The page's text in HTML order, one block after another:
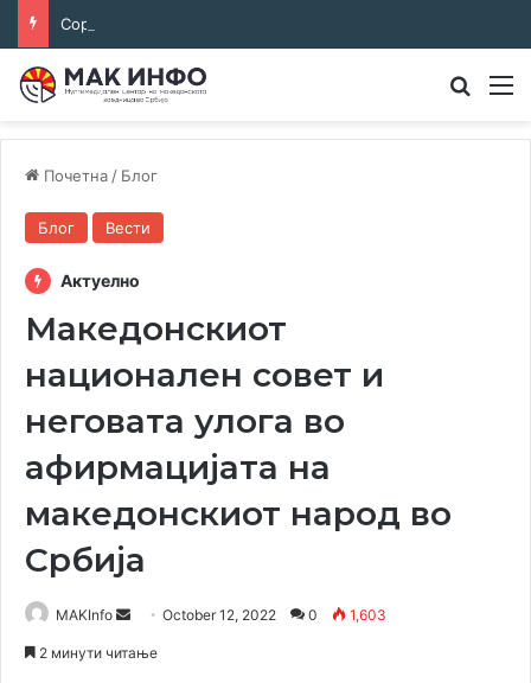
Почетна / Блог
Блог Вести
Актуелно
Македонскиот
национален совет и
неговата улога во
афирмацијата на
македонскиот народ во
Србија
MAKInfo
SendOctober 12, 2022 0 1,603
2 минути читање